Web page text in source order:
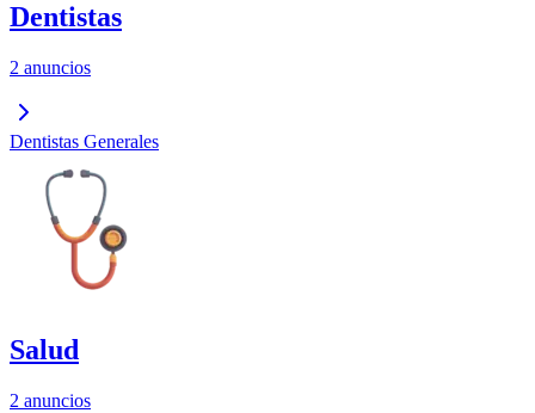
Dentistas
2 anuncios
Dentistas Generales
Salud
2 anuncios